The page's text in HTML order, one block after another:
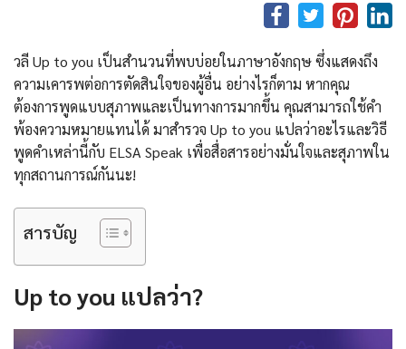
วลี Up to you เป็นสำนวนที่พบบ่อยในภาษาอังกฤษ ซึ่งแสดงถึง
ความเคารพต่อการตัดสินใจของผู้อื่น อย่างไรก็ตาม หากคุณ
ต้องการพูดแบบสุภาพและเป็นทางการมากขึ้น คุณสามารถใช้คำ
พ้องความหมายแทนได้ มาสำรวจ Up to you แปลว่าอะไรและวิธี
พูดคำเหล่านี้กับ ELSA Speak เพื่อสื่อสารอย่างมั่นใจและสุภาพใน
ทุกสถานการณ์กันนะ!
สารบัญ
Up to you แปลว่า?